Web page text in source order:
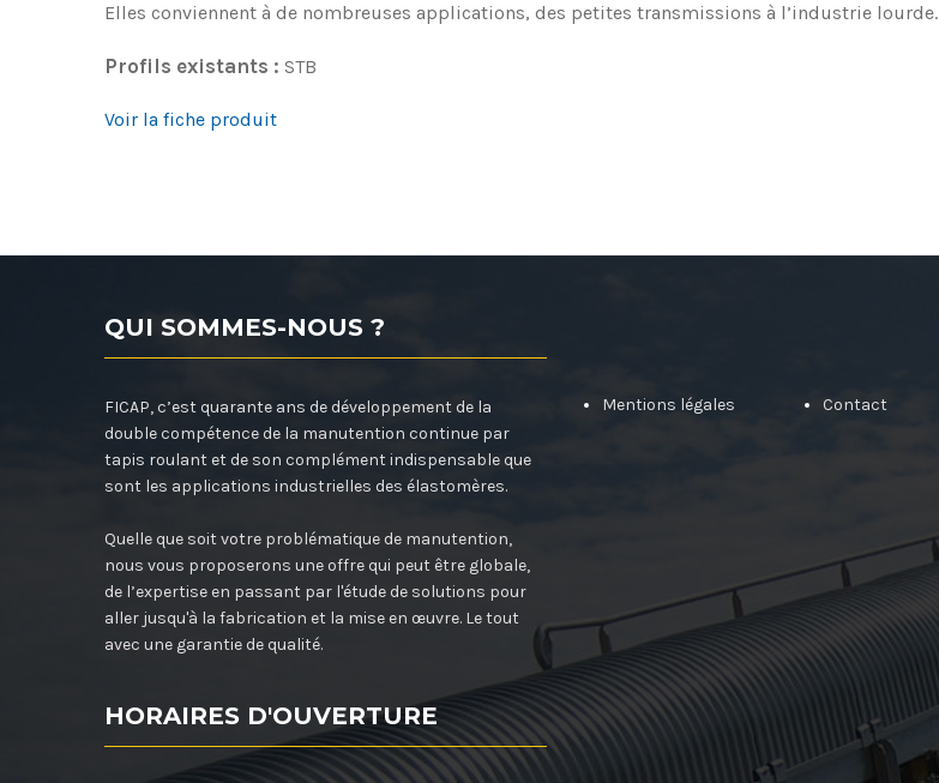
Elles conviennent à de nombreuses applications, des petites transmissions à l’industrie lourde.
Profils existants : STB
Voir la fiche produit
QUI SOMMES-NOUS ?
FICAP, c’est quarante ans de développement de la
double compétence de la manutention continue par
tapis roulant et de son complément indispensable que
sont les applications industrielles des élastomères.
Quelle que soit votre problématique de manutention,
nous vous proposerons une offre qui peut être globale,
de l’expertise en passant par l'étude de solutions pour
aller jusqu'à la fabrication et la mise en œuvre. Le tout
avec une garantie de qualité.
HORAIRES D'OUVERTURE
Mentions légales Contact